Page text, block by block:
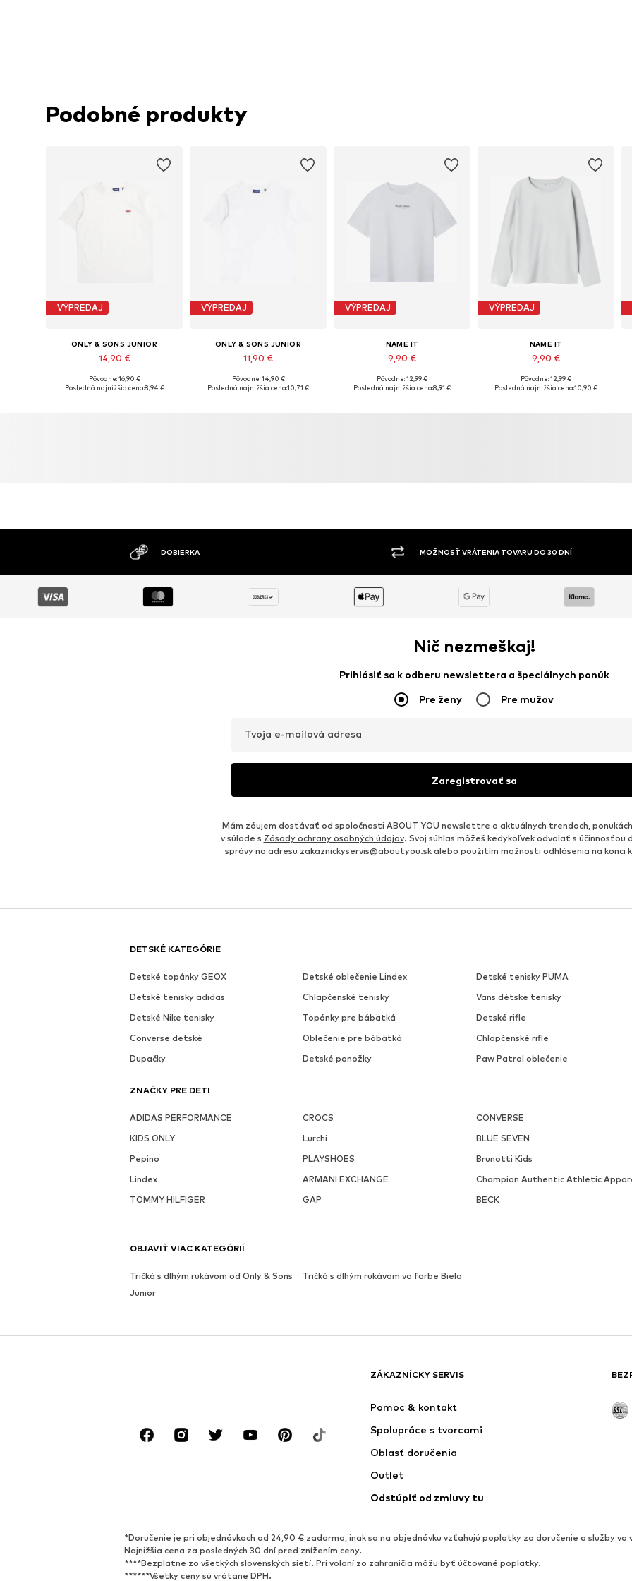
Podobné produkty
VÝPREDAJ
ONLY & SONS JUNIOR
14,90 €
Dostupné v mnohých veľkostiach
Pôvodne: 16,90 €
Posledná najnižšia cena:8,94 €
VÝPREDAJ
ONLY & SONS JUNIOR
11,90 €
+5
Dostupné v mnohých veľkostiach
Pôvodne: 14,90 €
Posledná najnižšia cena:10,71 €
VÝPREDAJ
NAME IT
9,90 €
+4
Dostupné v mnohých veľkostiach
Pôvodne: 12,99 €
Posledná najnižšia cena:8,91 €
VÝPREDAJ
NAME IT
9,90 €
Dostupné v mnohých veľkostiach
Pôvodne: 12,99 €
Posledná najnižšia cena:10,90 €
DOBIERKA MOŽNOSŤ VRÁTENIA TOVARU DO 30 DNÍ
Nič nezmeškaj!
Prihlásiť sa k odberu newslettera a špeciálnych ponúk
Pre ženy Pre mužov
Tvoja e-mailová adresa
Zaregistrovať sa
Mám záujem dostávať od spoločnosti ABOUT YOU newslettre o aktuálnych trendoch,
v súlade s Zásady ochrany osobných údajov. Svoj súhlas môžeš kedykoľvek odvolať s účinnosťou
správy na adresu zakaznickyservis@aboutyou.skalebo použitím možnosti odhlásenia na konci
DETSKÉ KATEGÓRIE
Detské topánky GEOX Detské oblečenie Lindex Detské tenisky PUMA
Detské tenisky adidas
Chlapčenské tenisky Vans détske tenisky
Detské Nike tenisky
Topánky pre bábätká Detské rifle
Converse detské
Oblečenie pre bábätká Chlapčenské rifle
Dupačky
Detské ponožky Paw Patrol oblečenie
ZNAČKY PRE DETI
ADIDAS PERFORMANCE CROCS CONVERSE
KIDS ONLY
Lurchi BLUE SEVEN
Pepino
PLAYSHOES Brunotti Kids
Lindex
ARMANI EXCHANGE Champion Authentic Athletic
TOMMY HILFIGER
GAP BECK
ZÁKAZNÍCKY SERVIS
Pomoc & kontakt
Spolupráce s tvorcami
Oblasť doručenia
Outlet
Odstúpiť od zmluvy tu
*Doručenie je pri objednávkach od 24,90 € zadarmo, inak sa na objednávku vzťahujú poplatky za doručenie a služby vo
Najnižšia cena za posledných 30 dní pred znížením ceny.
****Bezplatne zo všetkých slovenských sietí. Pri volaní zo zahraničia môžu byť účtované poplatky.
******Všetky ceny sú vrátane DPH.
OBJAVIŤ VIAC KATEGÓRIÍ
Tričká s dlhým rukávom od Only & Sons
Junior
Tričká s dlhým rukávom vo farbe Biela